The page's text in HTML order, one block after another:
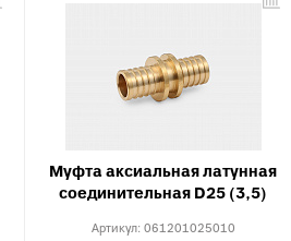
Муфта аксиальная латунная
соединительная D25 (3,5)
Артикул: 061201025010